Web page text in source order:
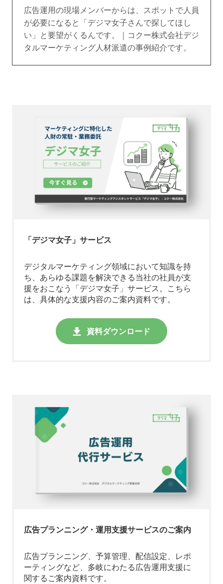
広告運用の現場メンバーからは、スポットで人員
が必要になると「デジマ女子さんで探してほし
い」と要望がくるんです。｜コクー株式会社デジ
タルマーケティング人材派遣の事例紹介です。
「デジマ女子」サービス
デジタルマーケティング領域において知識を持
ち、あらゆる課題を解決できる当社の社員が支
援をおこなう「デジマ女子」サービス。こちら
は、具体的な支援内容のご案内資料です。
資料ダウンロード
広告プランニング・運用支援サービスのご案内
広告プランニング、予算管理、配信設定、レポ
ーティングなど、多岐にわたる広告運用支援に
関するご案内資料です。